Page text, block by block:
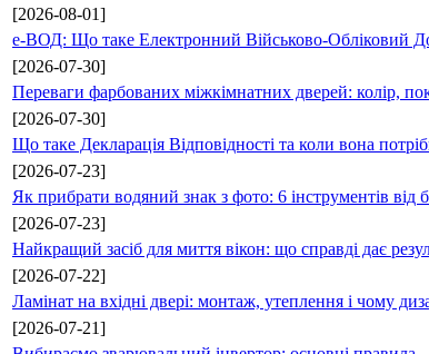
[2026-08-01]
е-ВОД: Що таке Електронний Військово-Обліковий
[2026-07-30]
Переваги фарбованих міжкімнатних дверей: колір,
[2026-07-30]
Що таке Декларація Відповідності та коли вона
[2026-07-23]
Як прибрати водяний знак з фото: 6 інструментів
[2026-07-23]
Найкращий засіб для миття вікон: що справді дає
[2026-07-22]
Ламінат на вхідні двері: монтаж, утеплення і чому
[2026-07-21]